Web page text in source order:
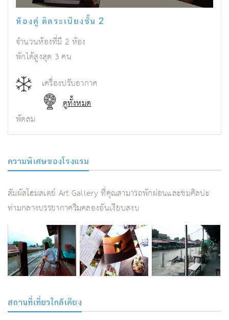
ห้องคู่ ติดระเบียงชั้น 2
จำนวนห้องที่มี 2 ห้อง
พักได้สูงสุด 3คน
เครื่องปรับอากาศ
พัดลม
ดูทั้งหมด
ความพิเศษของโรงแรม
สัมผัสโฮมสเตย์ Art Gallery ที่คุณสามารถพักผ่อนและชมศิลปะ
ท่ามกลางบรรยากาศริมคลองอันเงียบสงบ
สถานที่เที่ยวใกล้เคียง